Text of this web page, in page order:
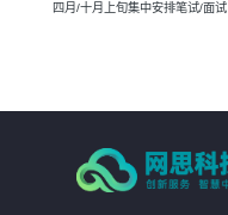
四月/十月上旬集中安排笔试/面试